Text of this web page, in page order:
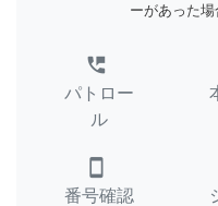
ーがあった場
perm_phone_msg
パトロー
ル
smartphone
番号確認